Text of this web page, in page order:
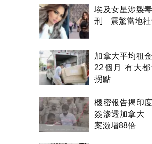
埃及女星涉製
刑 震驚當地社
加拿大平均租
22個月 有大
拐點
機密報告揭印
簽滲透加拿大
案激增88倍